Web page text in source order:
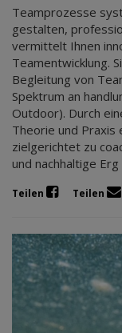
Teamprozesse
gestalten,
vermittelt Ihnen
Teamentwicklung.
Begleitung von
Spektrum an
Outdoor). Durch
Theorie und Praxis
zielgerichtet zu
und nachhaltige Erg
Teilen Teilen